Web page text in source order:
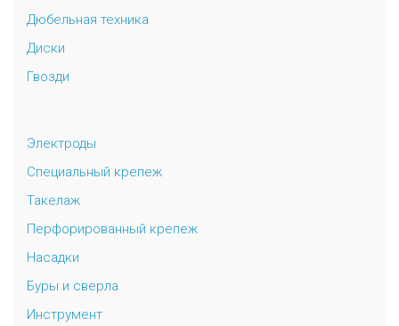
Дюбельная техника
Диски
Гвозди
Электроды
Специальный крепеж
Такелаж
Перфорированный крепеж
Насадки
Буры и сверла
Инструмент